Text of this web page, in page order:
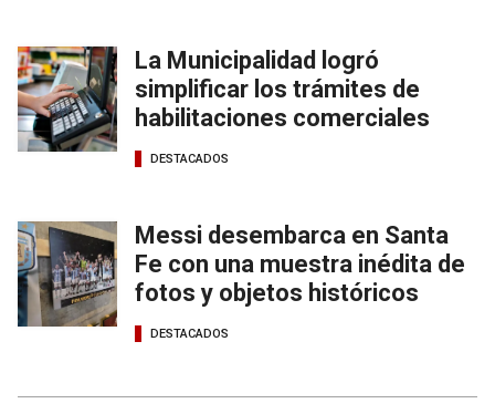
La Municipalidad logró
simplificar los trámites de
habilitaciones comerciales
DESTACADOS
Messi desembarca en Santa
Fe con una muestra inédita de
fotos y objetos históricos
DESTACADOS